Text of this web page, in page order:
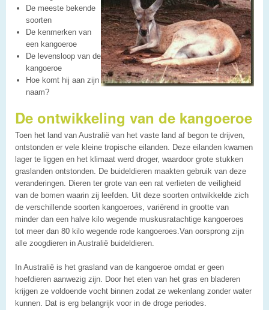
De meeste bekende
soorten
De kenmerken van
een kangoeroe
De levensloop van de
kangoeroe
Hoe komt hij aan zijn
naam?
De ontwikkeling van de kangoeroe
Toen het land van Australië van het vaste land af begon te drijven,
ontstonden er vele kleine tropische eilanden. Deze eilanden kwamen
lager te liggen en het klimaat werd droger, waardoor grote stukken
graslanden ontstonden. De buideldieren maakten gebruik van deze
veranderingen. Dieren ter grote van een rat verlieten de veiligheid
van de bomen waarin zij leefden. Uit deze soorten ontwikkelde zich
de verschillende soorten kangoeroes, variërend in grootte van
minder dan een halve kilo wegende muskusratachtige kangoeroes
tot meer dan 80 kilo wegende rode kangoeroes.Van oorsprong zijn
alle zoogdieren in Australië buideldieren.
In Australië is het grasland van de kangoeroe omdat er geen
hoefdieren aanwezig zijn. Door het eten van het gras en bladeren
krijgen ze voldoende vocht binnen zodat ze wekenlang zonder water
kunnen. Dat is erg belangrijk voor in de droge periodes.